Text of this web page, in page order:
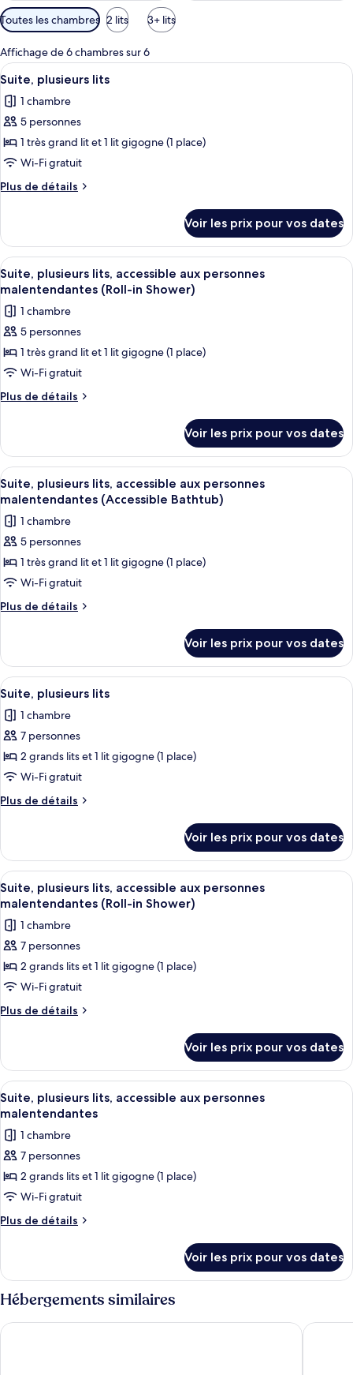
Filtres
disponibles
pour
les
chambres
Toutes les chambres 2 lits 3+ lits
Affichage de 6 chambres sur 6
Afficher
toutes
les
photos
pour
ce
type
de
Suite,
plusieurs
lits
Literie de qualité supérieure, couette
6
Suite, plusieurs lits
1 chambre
5 personnes
1 très grand lit et 1 lit gigogne (1 place)
Wi-Fi gratuit
Plus de détails
Plus
le
type
de
chambre
plusieurs
lits
Voir les prix pour vos dates
Afficher
toutes
les
photos
pour
ce
type
de
plusieurs
lits,
accessible
aux
personnes
malentendantes
(Roll-
in
Shower)
Literie de qualité supérieure, couette
5
Suite, plusieurs lits, accessible aux personnes
malentendantes (Roll-in Shower)
1 chambre
5 personnes
1 très grand lit et 1 lit gigogne (1 place)
Wi-Fi gratuit
Plus de détails
Plus
le
type
de
chambre
plusieurs
lits,
accessible
aux
personnes
(Roll-
Voir les prix pour vos dates
Afficher
toutes
les
photos
pour
ce
type
de
plusieurs
lits,
accessible
aux
personnes
malentendantes
(Accessible
Bathtub)
Literie de qualité supérieure, couette
6
Suite, plusieurs lits, accessible aux personnes
malentendantes (Accessible Bathtub)
1 chambre
5 personnes
1 très grand lit et 1 lit gigogne (1 place)
Wi-Fi gratuit
Plus de détails
Plus
le
type
de
chambre
Suite,
plusieurs
accessible
aux
malentendantes
Voir les prix pour vos dates
Afficher
toutes
les
photos
pour
ce
type
de
Suite,
plusieurs
lits
Une chambre d’hôtel équipée d’un
6
Suite, plusieurs lits
1 chambre
7 personnes
2 grands lits et 1 lit gigogne (1 place)
Wi-Fi gratuit
Plus de détails
Plus
le
type
de
chambre
plusieurs
lits
Voir les prix pour vos dates
Afficher
toutes
les
photos
pour
ce
type
de
plusieurs
lits,
accessible
aux
personnes
malentendantes
(Roll-
in
Shower)
Une chambre d’hôtel équipée d’un
5
Suite, plusieurs lits, accessible aux personnes
malentendantes (Roll-in Shower)
1 chambre
7 personnes
2 grands lits et 1 lit gigogne (1 place)
Wi-Fi gratuit
Plus de détails
Plus
le
type
de
chambre
plusieurs
lits,
accessible
aux
personnes
(Roll-
Voir les prix pour vos dates
Afficher
toutes
les
photos
pour
ce
type
de
plusieurs
lits,
accessible
aux
Une chambre d’hôtel équipée d’un
6
Suite, plusieurs lits, accessible aux personnes
malentendantes
1 chambre
7 personnes
2 grands lits et 1 lit gigogne (1 place)
Wi-Fi gratuit
Plus de détails
Plus
le
type
de
chambre
Suite,
Voir les prix pour vos dates
Hébergements similaires
Country Inn & Suites by Radisson, RJ Stadium - Tampa Airport
Four